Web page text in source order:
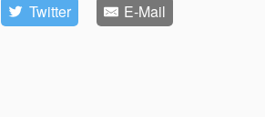
Twitter E-Mail